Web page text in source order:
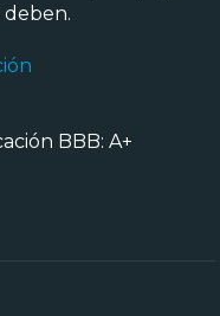
BBB: A+